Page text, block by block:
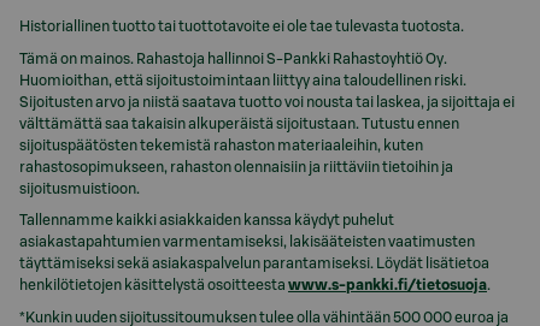
Historiallinen tuotto tai tuottotavoite ei ole tae tulevasta tuotosta.
Tämä on mainos. Rahastoja hallinnoi S-Pankki Rahastoyhtiö Oy.
Huomioithan, että sijoitustoimintaan liittyy aina taloudellinen riski.
Sijoitusten arvo ja niistä saatava tuotto voi nousta tai laskea, ja sijoittaja ei
välttämättä saa takaisin alkuperäistä sijoitustaan. Tutustu ennen
sijoituspäätösten tekemistä rahaston materiaaleihin, kuten
rahastosopimukseen, rahaston olennaisiin ja riittäviin tietoihin ja
sijoitusmuistioon.
Tallennamme kaikki asiakkaiden kanssa käydyt puhelut
asiakastapahtumien varmentamiseksi, lakisääteisten vaatimusten
täyttämiseksi sekä asiakaspalvelun parantamiseksi. Löydät lisätietoa
henkilötietojen käsittelystä osoitteesta www.s-pankki.fi/tietosuoja.
*Kunkin uuden sijoitussitoumuksen tulee olla vähintään 500 000 euroa ja